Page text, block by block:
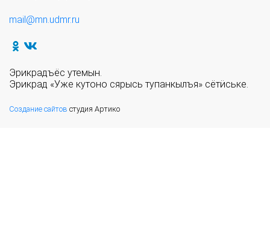
mail@mn.udmr.ru
Эрикрадъёс утемын.
Эрикрад «Уже кутоно сярысь тупанкылъя» сётӥське.
Создание сайтов студия Артико